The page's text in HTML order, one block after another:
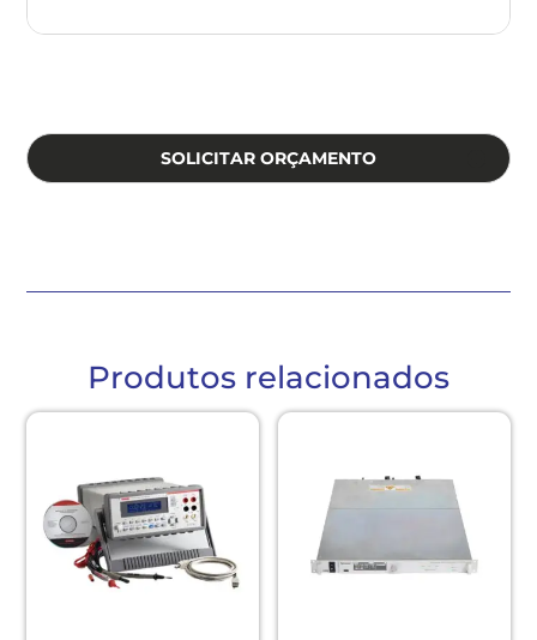
SOLICITAR ORÇAMENTO
Produtos relacionados